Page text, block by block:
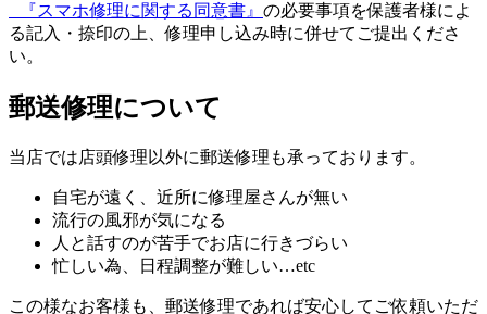
『スマホ修理に関する同意書』 の必要事項を保護者様によ
る記入・捺印の上、修理申し込み時に併せてご提出くださ
い。
郵送修理について
当店では店頭修理以外に郵送修理も承っております。
自宅が遠く、近所に修理屋さんが無い
流行の風邪が気になる
人と話すのが苦手でお店に行きづらい
忙しい為、日程調整が難しい…etc
この様なお客様も、郵送修理であれば安心してご依頼いただ